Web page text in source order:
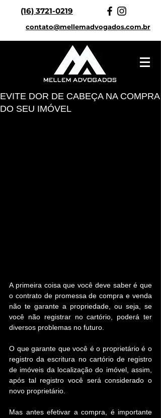
(16) 3721-0219
contato@mellemadvogados.com.br
EVITE DOR DE CABEÇA NA COMPRA
DO SEU IMÓVEL
A primeira coisa que você deve saber é que
o contrato de promessa de compra e venda
não te garante a propriedade, ou seja, se
você não registrar no cartório, poderá ter
diversos problemas no futuro.
O que garante que você é o proprietário é o
registro da escritura no cartório de registro
de imóveis da localização do imóvel, assim,
após tal registro você será considerado o
novo proprietário.
Mas antes efetivar a compra, é importante